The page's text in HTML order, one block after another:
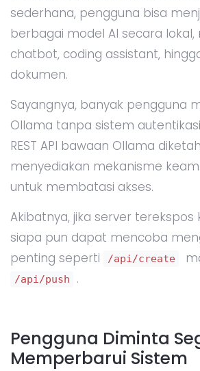
sederhana, pengguna bisa
berbagai model AI secara lokal,
chatbot, coding assistant,
dokumen.
Sayangnya, banyak pengguna
Ollama tanpa sistem
REST API bawaan Ollama
menyediakan mekanisme
untuk membatasi akses.
Akibatnya, jika server terekspos
siapa pun dapat mencoba
penting seperti
/api/create
/api/push .
Pengguna Diminta
Memperbarui Sistem